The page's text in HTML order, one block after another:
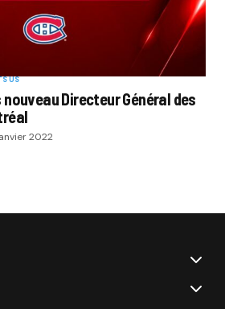
US
nouveau Directeur Général des
2022